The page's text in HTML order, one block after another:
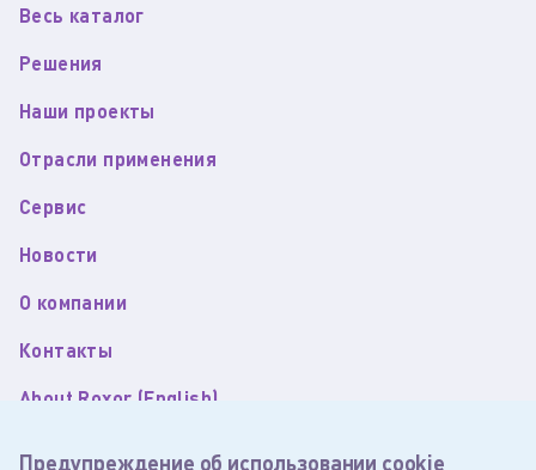
Весь каталог
Решения
Наши проекты
Отрасли применения
Сервис
Новости
О компании
Контакты
About Roxor (English)
Предупреждение об использовании cookie